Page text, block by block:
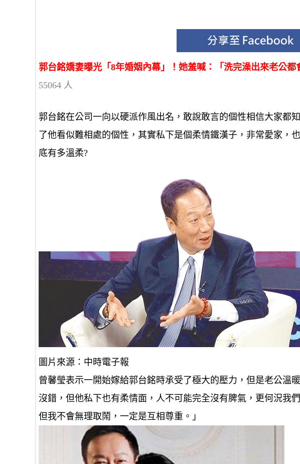
郭台銘嬌妻曝光「8年婚姻內幕」！她羞喊：「洗完澡出來老公都
55064 人
郭台銘在公司一向以硬派作風出名，敢說敢言的個性相信大家都
了他看似難相處的個性，其實私下是個柔情鐵漢子，非常愛家，
底有多溫柔?
圖片來源：中時電子報
曾馨瑩表示一開始嫁給郭台銘時承受了極大的壓力，但是老公溫
沒錯，但他私下也有柔情面，人不可能完全沒有脾氣，更何況我
但我不會無理取鬧，一定是互相尊重。」